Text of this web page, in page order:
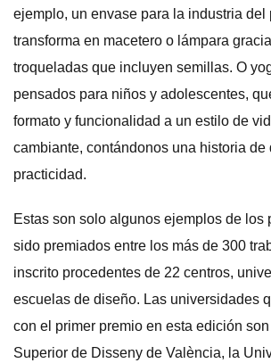
ejemplo, un envase para la industria del
transforma en macetero o lámpara
troqueladas que incluyen semillas. O
pensados para niños y adolescentes,
formato y funcionalidad a un estilo de
cambiante, contándonos una historia de
practicidad.
Estas son solo algunos ejemplos de los
sido premiados entre los más de 300
inscrito procedentes de 22 centros,
escuelas de diseño. Las universidades
con el primer premio en esta edición son
Superior de Disseny de València, la